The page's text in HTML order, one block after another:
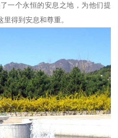
一个永恒的安息之地，为他们提
得到安息和尊重。